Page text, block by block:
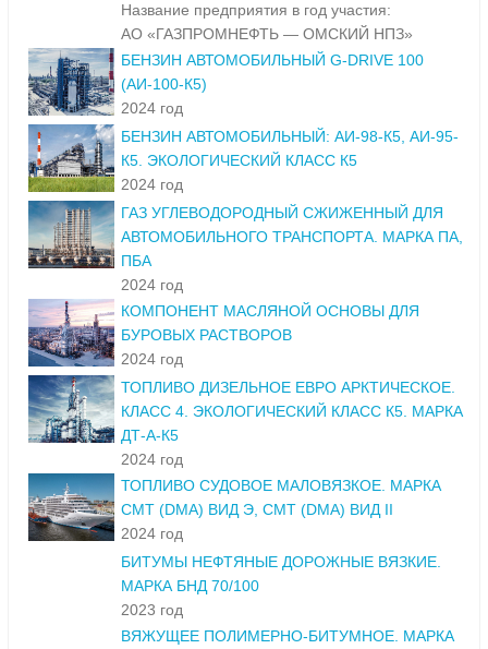
Название предприятия в год участия:
АО «ГАЗПРОМНЕФТЬ — ОМСКИЙ НПЗ»
БЕНЗИН АВТОМОБИЛЬНЫЙ G-DRIVE 100
(АИ-100-К5)
2024 год
БЕНЗИН АВТОМОБИЛЬНЫЙ: АИ-98-К5, АИ-95-
К5. ЭКОЛОГИЧЕСКИЙ КЛАСС К5
2024 год
ГАЗ УГЛЕВОДОРОДНЫЙ СЖИЖЕННЫЙ ДЛЯ
АВТОМОБИЛЬНОГО ТРАНСПОРТА. МАРКА ПА,
ПБА
2024 год
КОМПОНЕНТ МАСЛЯНОЙ ОСНОВЫ ДЛЯ
БУРОВЫХ РАСТВОРОВ
2024 год
ТОПЛИВО ДИЗЕЛЬНОЕ ЕВРО АРКТИЧЕСКОЕ.
КЛАСС 4. ЭКОЛОГИЧЕСКИЙ КЛАСС К5. МАРКА
ДТ-А-К5
2024 год
ТОПЛИВО СУДОВОЕ МАЛОВЯЗКОЕ. МАРКА
СМТ (DMA) ВИД Э, СМТ (DMA) ВИД II
2024 год
БИТУМЫ НЕФТЯНЫЕ ДОРОЖНЫЕ ВЯЗКИЕ.
МАРКА БНД 70/100
2023 год
ВЯЖУЩЕЕ ПОЛИМЕРНО-БИТУМНОЕ. МАРКА